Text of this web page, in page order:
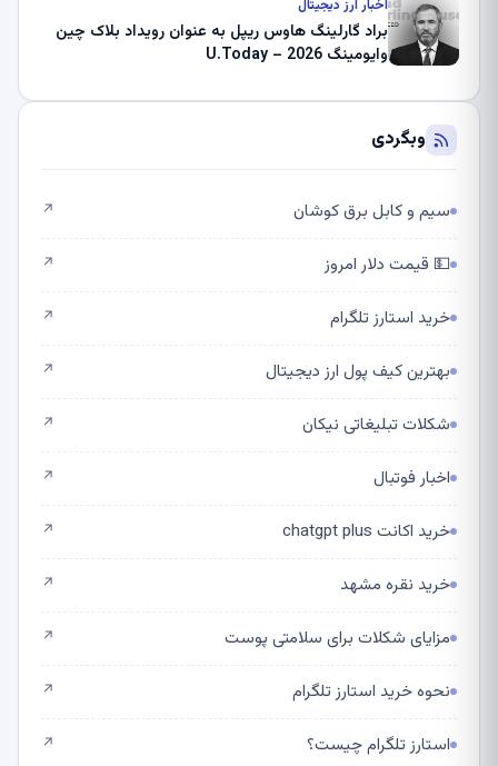
اخبار ارز دیجیتال
براد گارلینگ هاوس ریپل به عنوان رویداد بلاک چین
وایومینگ 2026 – U.Today
وبگردی
سیم و کابل برق کوشان ↗
💵 قیمت دلار امروز ↗
خرید استارز تلگرام ↗
بهترین کیف پول ارز دیجیتال ↗
شکلات تبلیغاتی نیکان ↗
اخبار فوتبال ↗
خرید اکانت chatgpt plus ↗
خرید نقره مشهد ↗
مزایای شکلات برای سلامتی پوست ↗
نحوه خرید استارز تلگرام ↗
استارز تلگرام چیست؟ ↗